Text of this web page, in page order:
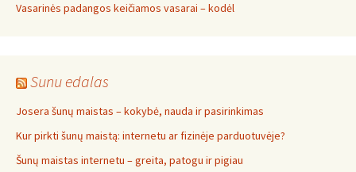
Vasarinės padangos keičiamos vasarai – kodėl
Sunu edalas
Josera šunų maistas – kokybė, nauda ir pasirinkimas
Kur pirkti šunų maistą: internetu ar fizinėje parduotuvėje?
Šunų maistas internetu – greita, patogu ir pigiau